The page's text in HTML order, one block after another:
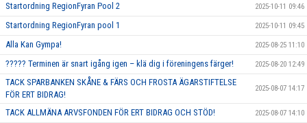
Startordning RegionFyran Pool 2 2025-10-11 09:46
Startordning RegionFyran pool 1 2025-10-11 09:45
Alla Kan Gympa! 2025-08-25 11:10
????? Terminen är snart igång igen – klä dig i föreningens färger! 2025-08-20 12:49
TACK SPARBANKEN SKÅNE & FÄRS OCH FROSTA ÄGARSTIFTELSE
FÖR ERT BIDRAG!
2025-08-07 14:17
TACK ALLMÄNA ARVSFONDEN FÖR ERT BIDRAG OCH STÖD! 2025-08-07 14:10